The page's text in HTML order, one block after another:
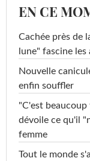
EN CE
Cachée près de
lune" fascine
Nouvelle
enfin souffler
"C'est
dévoile ce qu'il
femme
Tout le monde